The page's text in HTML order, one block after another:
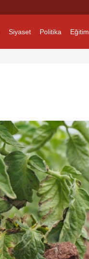
Siyaset Politika Eğitim